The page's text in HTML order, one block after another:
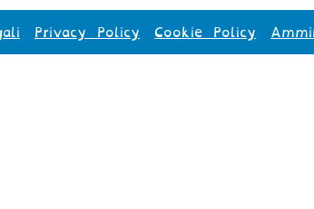
Privacy Policy Cookie Policy